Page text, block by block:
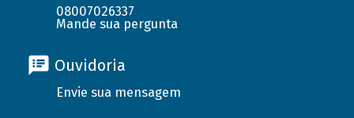
08007026337
Mande sua pergunta
Ouvidoria
Envie sua mensagem